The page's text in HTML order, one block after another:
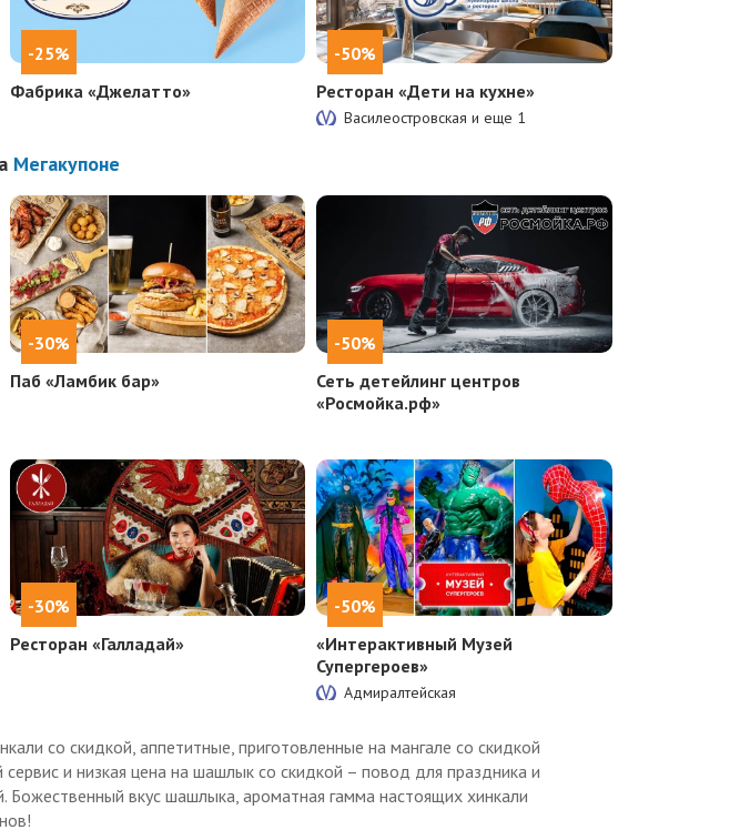
-25%
Фабрика «Джелатто»
-50%
Ресторан «Дети на кухне»
Василеостровская и еще 1
Мегакупоне
-30%
Паб «Ламбик бар»
-50%
Сеть детейлинг центров
«Росмойка.рф»
-30%
Ресторан «Галладай»
-50%
«Интерактивный Музей
Супергероев»
Адмиралтейская
со скидкой, аппетитные, приготовленные на мангале со скидкой
и низкая цена на шашлык со скидкой – повод для праздника и
вкус шашлыка, ароматная гамма настоящих хинкали